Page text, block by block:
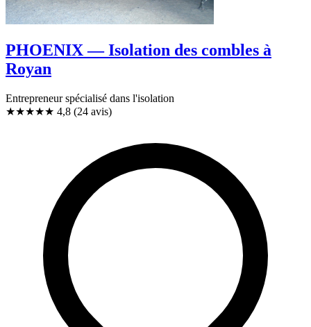
PHOENIX — Isolation des combles à
Royan
Entrepreneur spécialisé dans l'isolation
★★★★★ 4,8 (24 avis)